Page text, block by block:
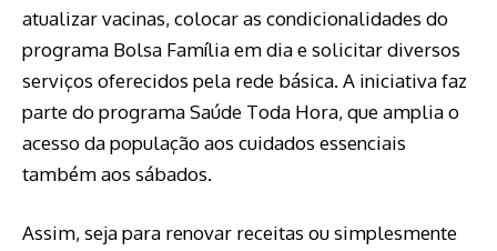
atualizar vacinas, colocar as condicionalidades do
programa Bolsa Família em dia e solicitar diversos
serviços oferecidos pela rede básica. A iniciativa faz
parte do programa Saúde Toda Hora, que amplia o
acesso da população aos cuidados essenciais
também aos sábados.
Assim, seja para renovar receitas ou simplesmente